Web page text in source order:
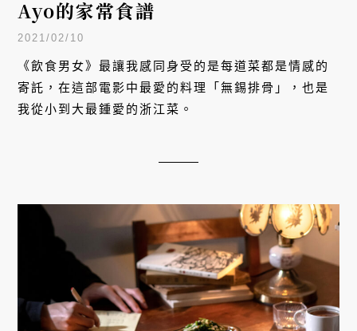
紹興酒香無錫排骨——不務正業男子
Ayo的家常食譜
2021/02/10
《飲食男女》最讓我感同身受的是每道菜都是情感的
寄託，在這部電影中最愛的料理「無錫排骨」，也是
我從小到大最鍾愛的浙江菜。